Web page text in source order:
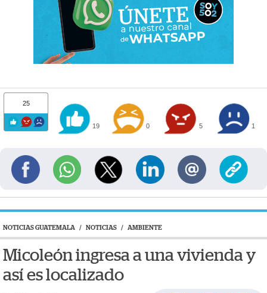
25
19 0 5 1
NOTICIAS GUATEMALA / NOTICIAS / AMBIENTE
Micoleón ingresa a una vivienda y
así es localizado